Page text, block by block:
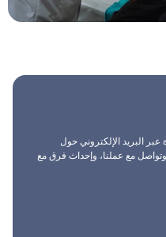
البريد الإلكتروني حول
وتواصل مع عملنا، وإحداث فرق مع